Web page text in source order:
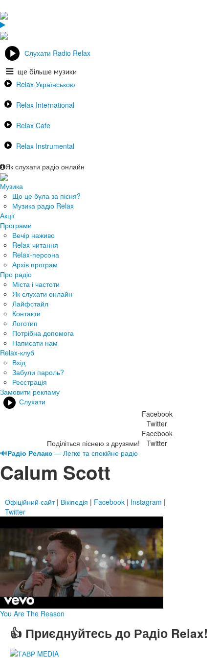
Слухати Radio Relax
ще більше музики
Relax Українською
Relax International
Relax Cafe
Relax Instrumental
Як слухати радіо онлайн
Музика
Що це була за пісня?
Музика радіо Relax
Акції
Програми
Вечір наживо
Relax-читання
Relax-персона
Архів програм
Про радіо
Міста і частоти
Як слухати онлайн
Лайфстайл
Контакти
Логотип
Потрібна допомога
Написати нам
Relax-клуб
Вхід
Забули пароль?
Реєстрація
Замовити рекламу
Слухати
Поділіться піснею з друзями!
Facebook
Twitter
Facebook
Twitter
🔊Радіо Релакс — Легке та спокійне радіо
Calum Scott
Офіційний сайт| Вікіпедія | Facebook | Instagram |
Twitter
You Are The Reason
👍 Приєднуйтесь до Радіо Relax!